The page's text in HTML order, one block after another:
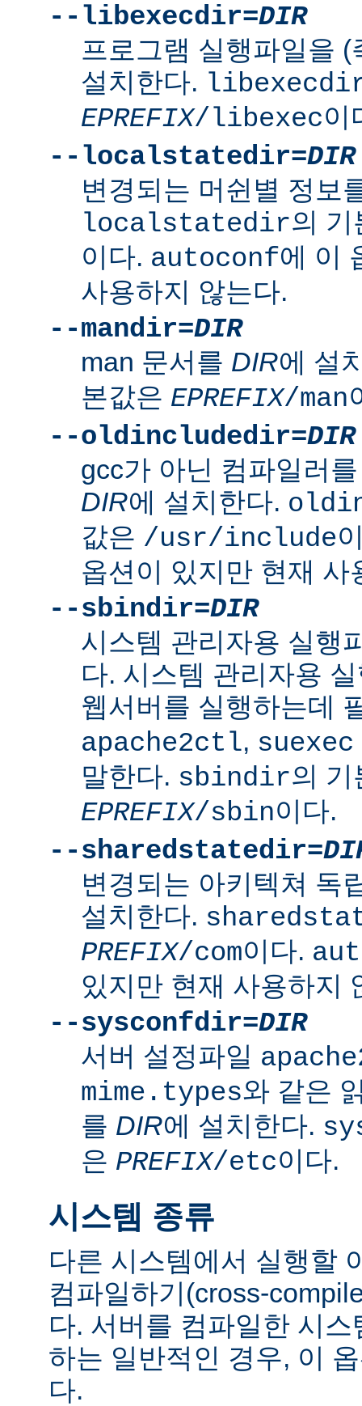
--libexecdir=DIR
프로그램 실행파일을
설치한다.
EPREFIX/libexec이
--localstatedir=DIR
변경되는 머쉰별 정보
localstatedir의
이다. autoconf에 이
사용하지 않는다.
--mandir=DIR
man 문서를 DIR에 설
본값은 EPREFIX/man
--oldincludedir=DIR
gcc가 아닌 컴파일러
DIR에 설치한다.
값은 /usr/include
옵션이 있지만 현재 사
--sbindir=DIR
시스템 관리자용 실행
다. 시스템 관리자용
웹서버를 실행하는데
apache2ctl, suexec
말한다. sbindir의 기
EPREFIX/sbin이다.
--sharedstatedir=
변경되는 아키텍쳐 독
설치한다.
PREFIX/com이다.
있지만 현재 사용하지
--sysconfdir=DIR
서버 설정파일
mime.types와 같은
를 DIR에 설치한다.
은 PREFIX/etc이다.
시스템 종류
다른 시스템에서 실행할
컴파일하기(cross-
다. 서버를 컴파일한 시
하는 일반적인 경우, 이
다.